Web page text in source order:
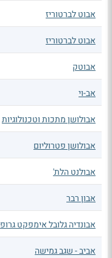
אבוט לברטוריז
אבוט לברטוריז
אבוטק
אב-וי
אבולושן מתכות וטכנולוגיות
אבולושן פטרוליום
אבולנט הלת'
אבון רבר
אבונדיה גלובל אימפקט גרופ
אביב - שגב גמישה